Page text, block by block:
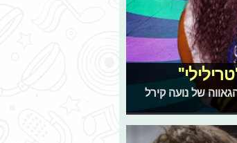
של נועה קירל